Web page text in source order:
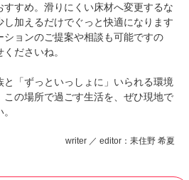
すすめ。滑りにくい床材へ変更するな
し加えるだけでぐっと快適になります
ションのご提案や相談も可能ですの
ださいね。
「ずっといっしょに」いられる環境
の場所で過ごす生活を、ぜひ現地で
writer ／ editor：耒住野 希夏